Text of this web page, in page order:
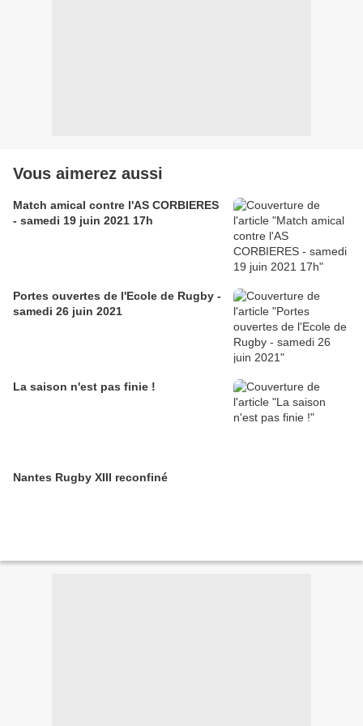
Vous aimerez aussi
Match amical contre l'AS CORBIERES
- samedi 19 juin 2021 17h
Portes ouvertes de l'Ecole de Rugby -
samedi 26 juin 2021
La saison n'est pas finie !
Nantes Rugby XIII reconfiné